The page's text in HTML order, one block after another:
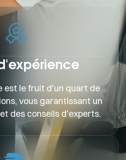
est le fruit d'un quart de
vous garantissant un
des conseils d'experts.